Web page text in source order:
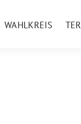
WAHLKREIS